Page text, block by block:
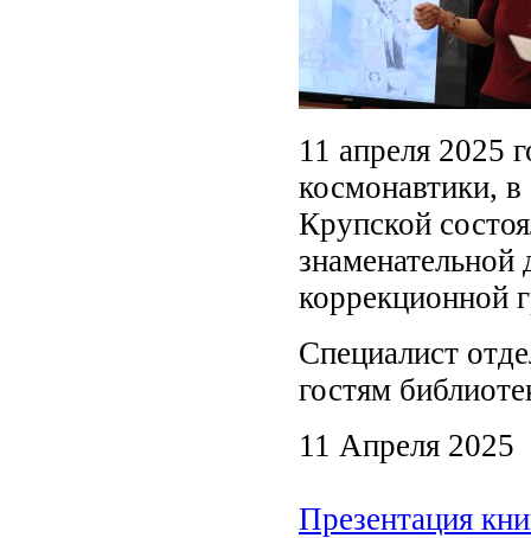
11 апреля 2025
космонавтики,
Крупской
знаменательной
коррекционной
Специалист
гостям
11 Апреля 2025
Презентация